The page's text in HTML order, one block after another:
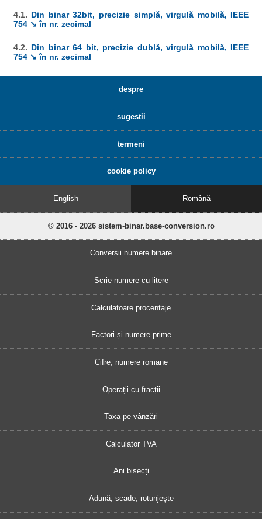
4.1. Din binar 32bit, precizie simplă, virgulă mobilă, IEEE
754 ↘ în nr. zecimal
4.2. Din binar 64 bit, precizie dublă, virgulă mobilă, IEEE
754 ↘ în nr. zecimal
despre
sugestii
termeni
cookie policy
English Română
© 2016 - 2026 sistem-binar.base-conversion.ro
Conversii numere binare
Scrie numere cu litere
Calculatoare procentaje
Factori și numere prime
Cifre, numere romane
Operații cu fracții
Taxa pe vânzări
Calculator TVA
Ani bisecți
Adună, scade, rotunjește